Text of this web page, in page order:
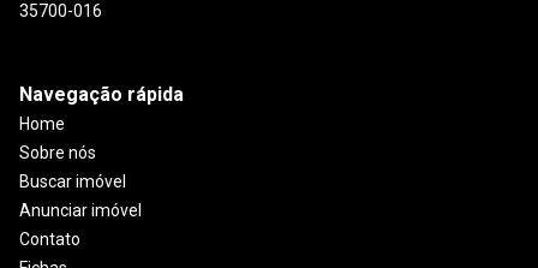
35700-016
Navegação rápida
Home
Sobre nós
Buscar imóvel
Anunciar imóvel
Contato